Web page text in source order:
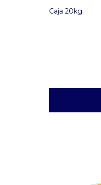
Caja 20kg